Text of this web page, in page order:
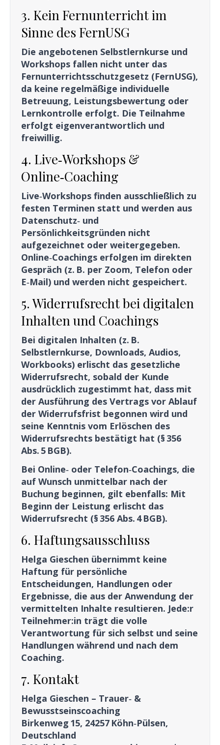
3. Kein Fernunterricht im
Sinne des FernUSG
Die angebotenen Selbstlernkurse und
Workshops fallen nicht unter das
Fernunterrichtsschutzgesetz (FernUSG),
da keine regelmäßige individuelle
Betreuung, Leistungsbewertung oder
Lernkontrolle erfolgt. Die Teilnahme
erfolgt eigenverantwortlich und
freiwillig.
4. Live‑Workshops &
Online‑Coaching
Live‑Workshops finden ausschließlich zu
festen Terminen statt und werden aus
Datenschutz‑ und
Persönlichkeitsgründen nicht
aufgezeichnet oder weitergegeben.
Online‑Coachings erfolgen im direkten
Gespräch (z. B. per Zoom, Telefon oder
E‑Mail) und werden nicht gespeichert.
5. Widerrufsrecht bei digitalen
Inhalten und Coachings
Bei digitalen Inhalten (z. B.
Selbstlernkurse, Downloads, Audios,
Workbooks) erlischt das gesetzliche
Widerrufsrecht, sobald der Kunde
ausdrücklich zugestimmt hat, dass mit
der Ausführung des Vertrags vor Ablauf
der Widerrufsfrist begonnen wird und
seine Kenntnis vom Erlöschen des
Widerrufsrechts bestätigt hat (§ 356
Abs. 5 BGB).
Bei Online‑ oder Telefon‑Coachings, die
auf Wunsch unmittelbar nach der
Buchung beginnen, gilt ebenfalls: Mit
Beginn der Leistung erlischt das
Widerrufsrecht (§ 356 Abs. 4 BGB).
6. Haftungsausschluss
Helga Gieschen übernimmt keine
Haftung für persönliche
Entscheidungen, Handlungen oder
Ergebnisse, die aus der Anwendung der
vermittelten Inhalte resultieren. Jede:r
Teilnehmer:in trägt die volle
Verantwortung für sich selbst und seine
Handlungen während und nach dem
Coaching.
7. Kontakt
Helga Gieschen – Trauer‑ &
Bewusstseinscoaching
Birkenweg 15, 24257 Köhn‑Pülsen,
Deutschland